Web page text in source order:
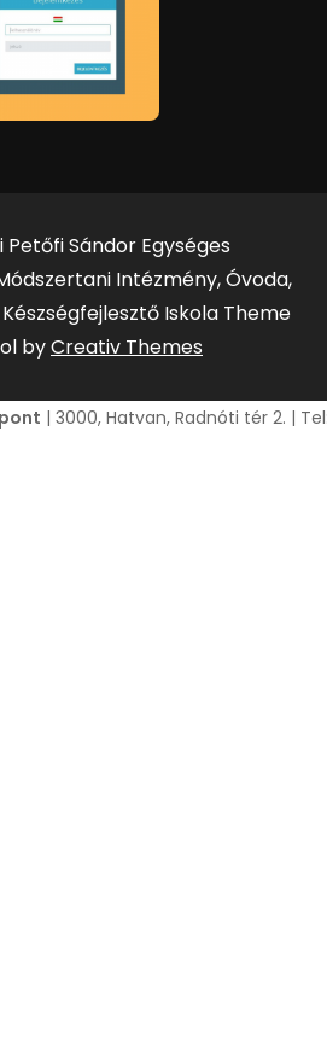
Sándor Egységes
Intézmény, Óvoda,
Iskola Theme
byCreativ Themes
| 3000, Hatvan, Radnóti tér 2. |